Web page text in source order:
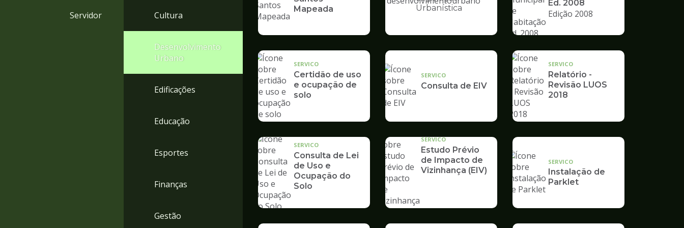
Servidor Cultura
Desenvolvimento
Urbano
Edificações
Educação
Esportes
Finanças
Gestão
Mapeada
Ilustração
de
Desenvolvimento
Urbanística
Ed. 2008
Edição 2008
SERVICO
Certidão de uso
e ocupação de
solo
SERVICO
Consulta de EIV
SERVICO
Relatório -
Revisão LUOS
2018
SERVICO
Consulta de Lei
de Uso e
Ocupação do
Solo
SERVICO
Estudo Prévio
de Impacto de
Vizinhança (EIV)
SERVICO
Instalação de
Parklet